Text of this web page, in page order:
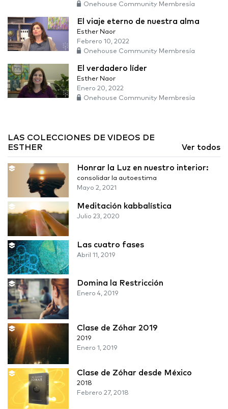
Onehouse Community Membresía
El viaje eterno de nuestra alma
Esther Naor
Febrero 10, 2022
Onehouse Community Membresía
El verdadero líder
Esther Naor
Enero 20, 2022
Onehouse Community Membresía
LAS COLECCIONES DE VIDEOS DE
ESTHER
Ver todos
Honrar la Luz en nuestro interior:
consolidar la autoestima
Mayo 2, 2021
Meditación kabbalística
Julio 23, 2020
Las cuatro fases
Abril 11, 2019
Domina la Restricción
Enero 4, 2019
Clase de Zóhar 2019
2019
Enero 1, 2019
Clase de Zóhar desde México
2018
Febrero 27, 2018